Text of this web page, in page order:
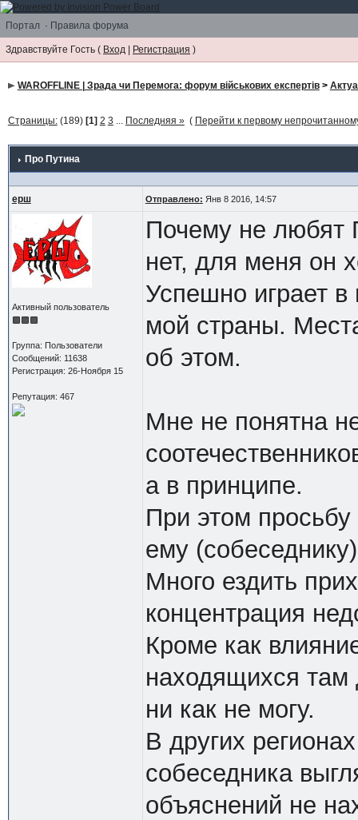
Портал · Правила форума
Здравствуйте Гость ( Вход | Регистрация )
WAROFFLINE | Зрада чи Перемога: форум військових експертів>
Страницы:(189) [1] 2 3 ... Последняя » ( Перейти к первому
Про Путина
ерш Отправлено: Янв 8 2016, 14:57
Активный пользователь
Группа: Пользователи
Сообщений: 11638
Регистрация: 26-Ноября 15
Репутация: 467
Почему не любят
нет, для меня он
Успешно играет в
мой страны.
об этом.
Мне не понятна
а в принципе.
При этом
ему
Много ездить
концентрация
Кроме как
находящихся там
ни как не могу.
В других
собеседника
объяснений не